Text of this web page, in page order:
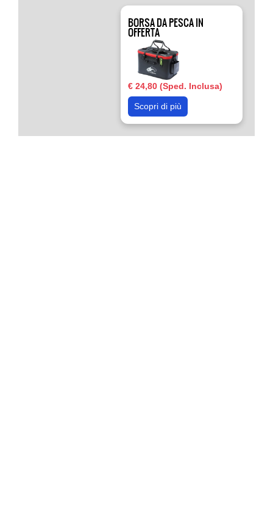
BORSA DA PESCA IN
OFFERTA
€ 24,80 (Sped. Inclusa)
Scopri di più